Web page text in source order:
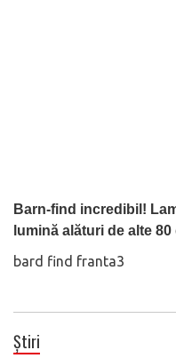
Barn-find incredibil!
lumină alături de alte
bard find franta3
Știri